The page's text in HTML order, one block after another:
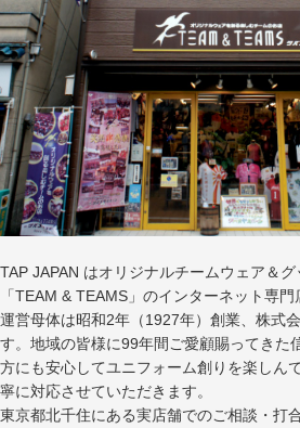
TAP JAPAN はオリジナルチームウェア＆
「TEAM & TEAMS」のインターネット専門
運営母体は昭和2年（1927年）創業、株式
す。地域の皆様に99年間ご愛顧賜ってきた
方にも安心してユニフォーム創りを楽しん
寧に対応させていただきます。
東京都北千住にある実店舗でのご相談・打